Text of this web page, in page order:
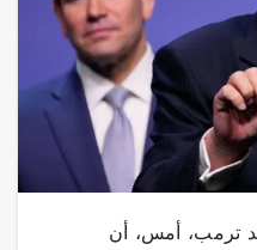
ترمب، أمس، أن